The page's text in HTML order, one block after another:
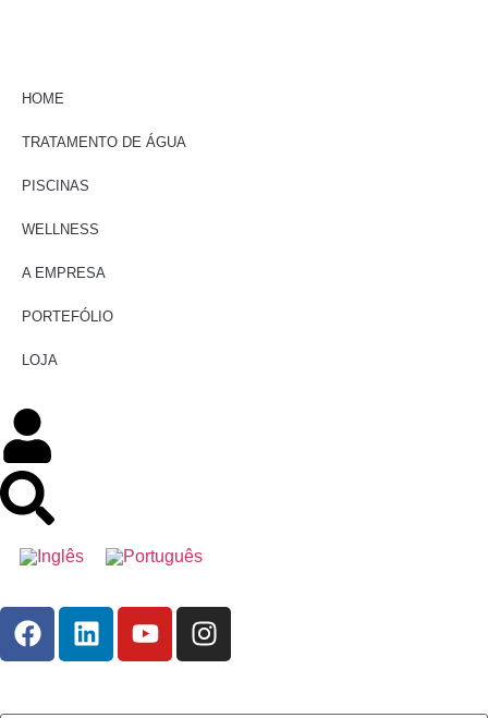
HOME
TRATAMENTO DE ÁGUA
PISCINAS
WELLNESS
A EMPRESA
PORTEFÓLIO
LOJA